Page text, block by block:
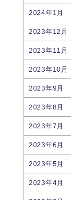
2024年1月
2023年12月
2023年11月
2023年10月
2023年9月
2023年8月
2023年7月
2023年6月
2023年5月
2023年4月